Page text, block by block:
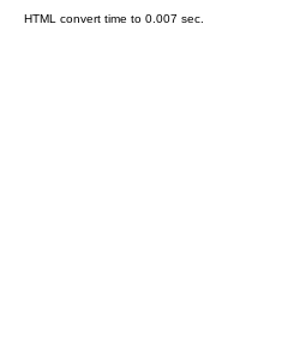
HTML convert time to 0.007 sec.